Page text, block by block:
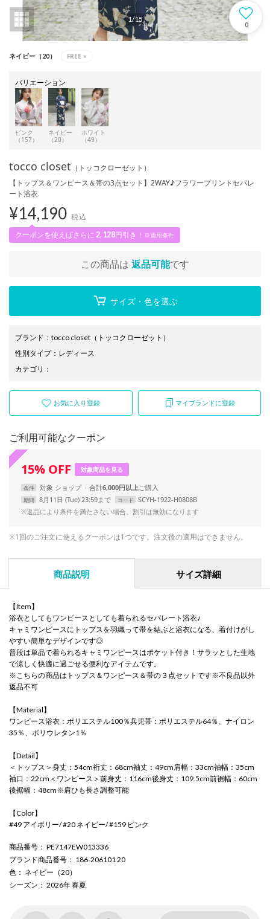
1/15
0
ネイビー（20） FREE ×
バリエーション
ピンク
（157）
ネイビー
（20）
ホワイト
（49）
tocco closet （トッコクローゼット）
【トップス＆ワンピース＆帯の3点セット】2WAY♪フラワープリントセパレ
ート浴衣
¥14,190 税込
クーポンを使えばさらに 2,128円引き！ ※適用条件
この商品は 返品可能です
サイズ・色を選ぶ
ブランド ： tocco closet （トッコクローゼット）
性別タイプ： レディース
カテゴリ ：
お気に入り登録 マイブランドに登録
ご利用可能なクーポン
15% OFF 対象商品を見る
条件 対象 ショップ 合計6,000円以上
期間 8月11日 (Tue) 23:59まで コード
SCYH-1922-H0808B
※返品により条件を満たさない場合、割引は無効になります
※1回のご注文に使えるクーポンは1つです。注文後の適用はできません。
商品説明 サイズ詳細
【Item】
浴衣としてもワンピースとしても着られるセパレート浴衣♪
キャミワンピースにトップスを羽織って帯を結ぶと浴衣になる、着付けがし
やすい簡単なデザインです◎
普段は単品で着られるキャミワンピースはポケット付き！サラッとした生地
で涼しく快適に過ごせる便利なアイテムです。
※こちらの商品はトップス＆ワンピース＆帯の３点セットです※不良品以外
返品不可
【Material】
ワンピース浴衣：ポリエステル100％兵児帯：ポリエステル64％、ナイロン
35％、ポリウレタン1％
【Detail】
＜トップス＞身丈：54cm裄丈：68cm袖丈：49cm肩幅：33cm袖幅：35cm
袖口：22cm＜ワンピース＞前身丈：116cm後身丈：109.5cm前裾幅：60cm
後裾幅：48cm※肩ひも長さ調整可能
【Color】
#49 アイボリー/ #20 ネイビー/ #159 ピンク
商品番号 ： PE7147EW013336
ブランド商品番号 ： 186-206101 20
色 ： ネイビー（20）
シーズン ： 2026年 春夏